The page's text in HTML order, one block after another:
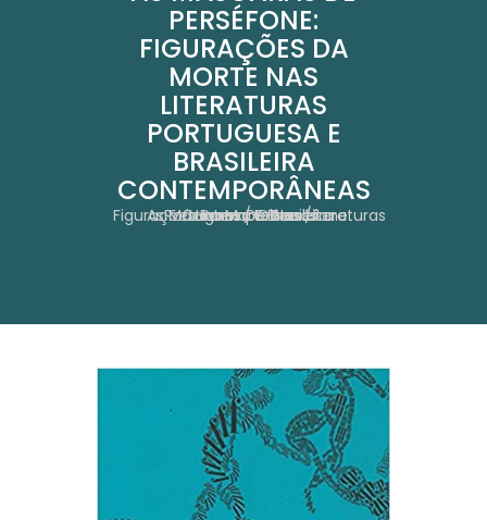
PERSÉFONE:
FIGURAÇÕES DA
MORTE NAS
LITERATURAS
PORTUGUESA E
BRASILEIRA
CONTEMPORÂNEAS
Home Obras
As Máscaras De Perséfone: Figurações Da Morte Nas Literaturas Portuguesa E Brasileira Contemporâneas